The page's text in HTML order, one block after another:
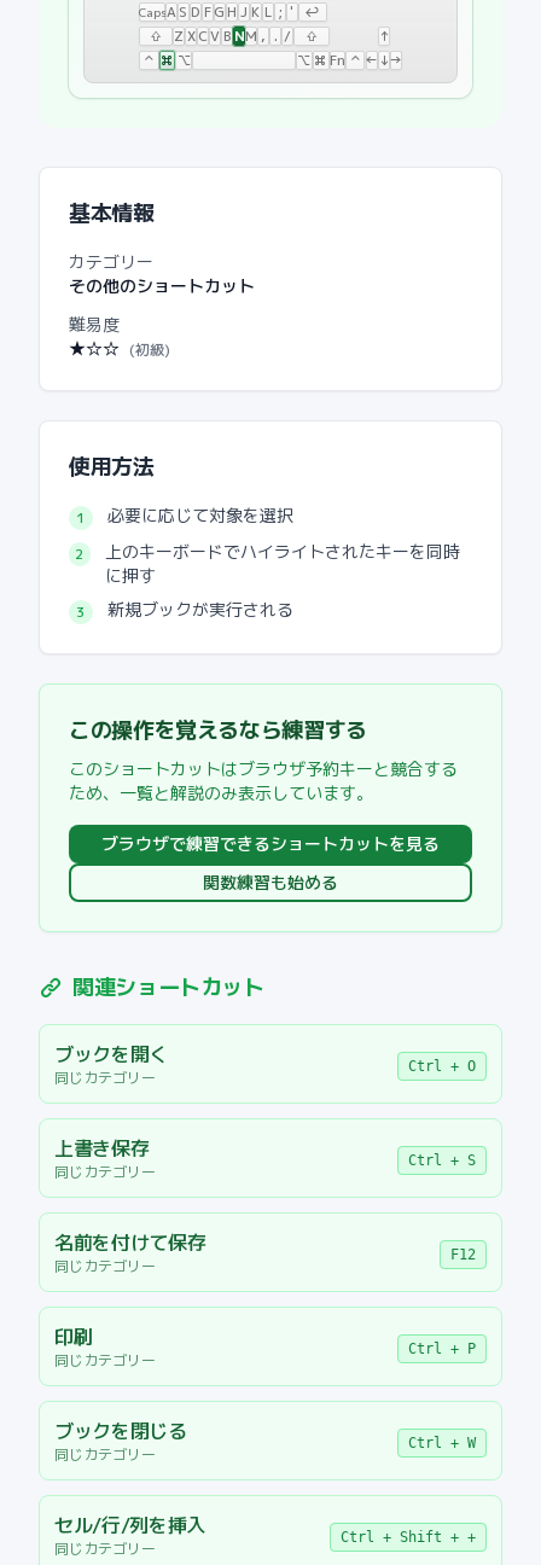
CapsA S D F GH J K L ; '
↩
⇧
Z X C V BNM , . /
⇧
⌃ ⌘ ⌥ ⌥ ⌘ Fn ⌃
↑
← ↓→
基本情報
カテゴリー
その他のショートカット
難易度
★☆☆ (初級)
使用方法
1 必要に応じて対象を選択
2
上のキーボードでハイライトされたキーを同時
に押す
3 新規ブックが実行される
この操作を覚えるなら練習する
このショートカットはブラウザ予約キーと競合する
ため、一覧と解説のみ表示しています。
ブラウザで練習できるショートカットを見る
関数練習も始める
関連ショートカット
ブックを開く
同じカテゴリー
Ctrl + O
上書き保存
同じカテゴリー
Ctrl + S
名前を付けて保存
同じカテゴリー
F12
印刷
同じカテゴリー
Ctrl + P
ブックを閉じる
同じカテゴリー
Ctrl + W
セル/行/列を挿入
同じカテゴリー
Ctrl + Shift + +